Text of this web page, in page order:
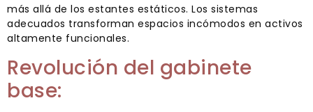
más allá de los estantes estáticos. Los sistemas
adecuados transforman espacios incómodos en activos
altamente funcionales.
Revolución del gabinete
base: